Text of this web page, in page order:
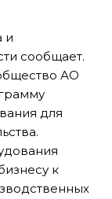
и
сообщает.
АО
для
к